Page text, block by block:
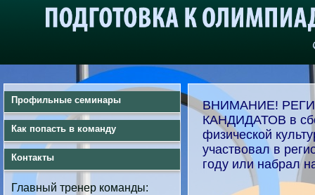
Профильные семинары
Как попасть в команду
Контакты
Главный тренер команды:
ВНИМАНИЕ!
КАНДИДАТОВ в
физической
участвовал в
году или набрал